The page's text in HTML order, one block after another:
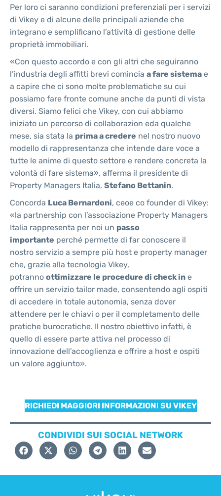
Per loro ci saranno condizioni preferenziali per i servizi
di Vikey e di alcune delle principali aziende che
integrano e semplificano l’attività di gestione delle
proprietà immobiliari.
«Con questo accordo e con gli altri che seguiranno
l’industria degli affitti brevi comincia a fare sistema e
a capire che ci sono molte problematiche su cui
possiamo fare fronte comune anche da punti di vista
diversi. Siamo felici che Vikey, con cui abbiamo
iniziato un percorso di collaborazion eda qualche
mese, sia stata la prima a credere nel nostro nuovo
modello di rappresentanza che intende dare voce a
tutte le anime di questo settore e rendere concreta la
volontà di fare sistema», afferma il presidente di
Property Managers Italia, Stefano Bettanin.
Concorda Luca Bernardoni, ceoe co founder di Vikey:
«la partnership con l’associazione Property Managers
Italia rappresenta per noi un passo
importante perché permette di far conoscere il
nostro servizio a sempre più host e property manager
che, grazie alla tecnologia Vikey,
potranno ottimizzare le procedure di check in e
offrire un servizio tailor made, consentendo agli ospiti
di accedere in totale autonomia, senza dover
attendere per le chiavi o per il completamento delle
pratiche burocratiche. Il nostro obiettivo infatti, è
quello di essere parte attiva nel processo di
innovazione dell’accoglienza e offrire a host e ospiti
un valore aggiunto».
RICHIEDI MAGGIORI INFORMAZIONI SU VIKEY
CONDIVIDI SUI SOCIAL NETWORK